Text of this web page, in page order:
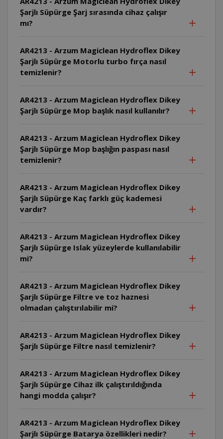
Şarjlı Süpürge Şarj sırasında cihaz çalışır
mı?
AR4213 - Arzum Magiclean Hydroflex Dikey
Şarjlı Süpürge Motorlu turbo fırça nasıl
temizlenir?
AR4213 - Arzum Magiclean Hydroflex Dikey
Şarjlı Süpürge Mop başlık nasıl kullanılır?
AR4213 - Arzum Magiclean Hydroflex Dikey
Şarjlı Süpürge Mop başlığın paspası nasıl
temizlenir?
AR4213 - Arzum Magiclean Hydroflex Dikey
Şarjlı Süpürge Kaç farklı güç kademesi
vardır?
AR4213 - Arzum Magiclean Hydroflex Dikey
Şarjlı Süpürge Islak yüzeylerde kullanılabilir
mi?
AR4213 - Arzum Magiclean Hydroflex Dikey
Şarjlı Süpürge Filtre ve toz haznesi
olmadan çalıştırılabilir mi?
AR4213 - Arzum Magiclean Hydroflex Dikey
Şarjlı Süpürge Filtre nasıl temizlenir?
AR4213 - Arzum Magiclean Hydroflex Dikey
Şarjlı Süpürge Cihaz ilk çalıştırıldığında
hangi modda çalışır?
AR4213 - Arzum Magiclean Hydroflex Dikey
Şarjlı Süpürge Batarya özellikleri nedir?